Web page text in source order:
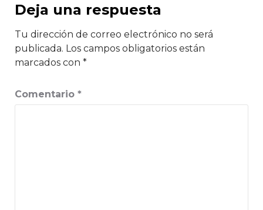
Deja una respuesta
Tu dirección de correo electrónico no será
publicada. Los campos obligatorios están
marcados con *
Comentario *